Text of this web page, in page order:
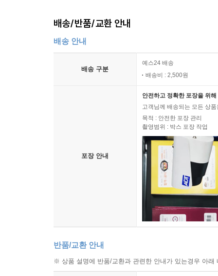
배송/반품/교환 안내
배송 안내
배송 구분
예스24 배송
배송비 : 2,500원
포장 안내
안전하고 정확한 포장을 위
고객님께 배송되는 모든 상
목적 : 안전한 포장 관리
촬영범위 : 박스 포장 작업
반품/교환 안내
※ 상품 설명에 반품/교환과 관련한 안내가 있는경우 아